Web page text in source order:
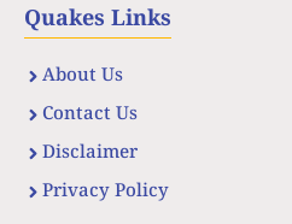
Quakes Links
About Us
Contact Us
Disclaimer
Privacy Policy